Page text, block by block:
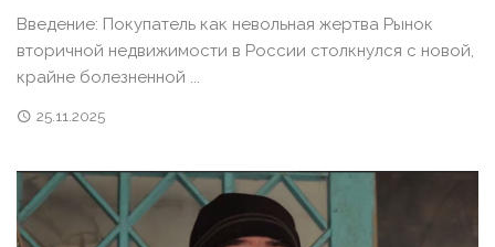
Введение: Покупатель как невольная жертва Рынок
вторичной недвижимости в России столкнулся с новой,
крайне болезненной ...
25.11.2025